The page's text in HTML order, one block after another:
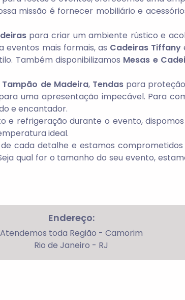
missão é fornecer mobiliário e
para criar um ambiente rústico e
eventos mais formais, as Cadeiras Tiffany
Também disponibilizamos Mesas e
Tampão de Madeira, Tendaspara
uma apresentação impecável. Para
e encantador.
e refrigeração durante o evento,
ideal.
cada detalhe e estamos
qual for o tamanho do seu evento,
Endereço:
Atendemos toda Região - Camorim
Rio de Janeiro - RJ